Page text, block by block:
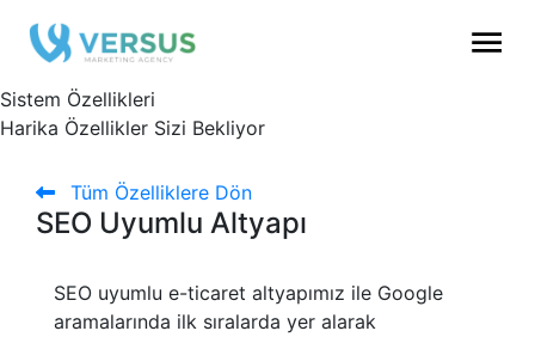
Sistem Özellikleri
Harika Özellikler Sizi Bekliyor
Tüm Özelliklere Dön
SEO Uyumlu Altyapı
SEO uyumlu e-ticaret altyapımız ile Google
aramalarında ilk sıralarda yer alarak